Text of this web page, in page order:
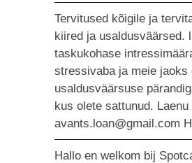
Tervitused kõigile ja
kiired ja usaldusväärsed.
taskukohase
stressivaba ja meie jaoks
usaldusväärsuse
kus olete sattunud.
avants.loan@gmail.com
Hallo en welkom bij